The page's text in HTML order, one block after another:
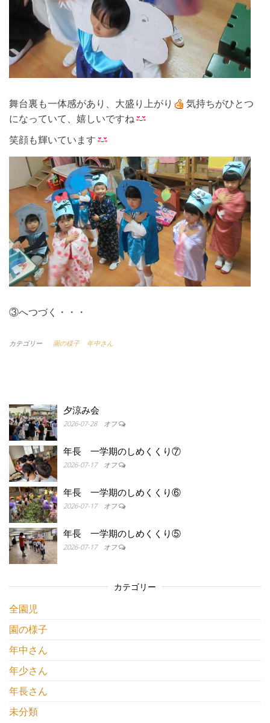
舞台裏も一体感があり、大盛り上がり
気持ちがひとつ
になっていて、嬉しいですね
笑顔も輝いています
③へつづく・・・
カテゴリー 園の様子 年中さん
夕涼み会
2026-07-28 オフ
年長 一学期のしめくくり⑦
2026-07-17 オフ
年長 一学期のしめくくり⑥
2026-07-17 オフ
年長 一学期のしめくくり⑤
2026-07-17 オフ
カテゴリー
全園児
園の様子
年中さん
年少さん
年長さん
未分類